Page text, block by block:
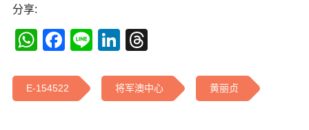
分享:
WhatsApp
Facebook
LineLinkedIn
E-154522 将军澳中心 黄丽贞